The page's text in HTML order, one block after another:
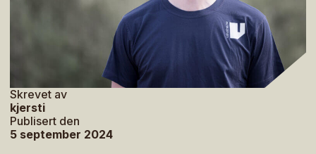
Skrevet av
kjersti
Publisert den
5 september 2024